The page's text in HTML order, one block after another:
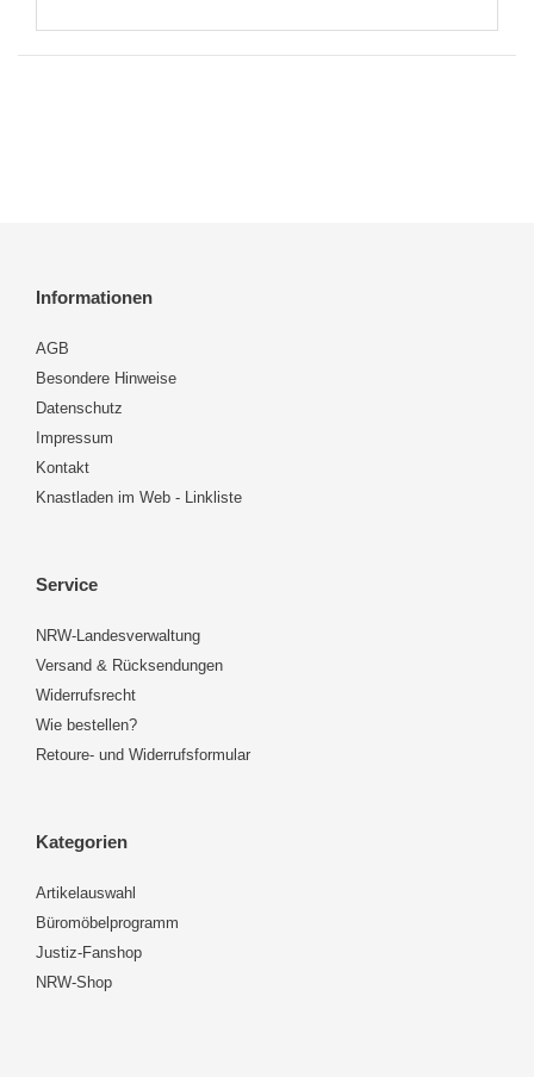
Informationen
AGB
Besondere Hinweise
Datenschutz
Impressum
Kontakt
Knastladen im Web - Linkliste
Service
NRW-Landesverwaltung
Versand & Rücksendungen
Widerrufsrecht
Wie bestellen?
Retoure- und Widerrufsformular
Kategorien
Artikelauswahl
Büromöbelprogramm
Justiz-Fanshop
NRW-Shop